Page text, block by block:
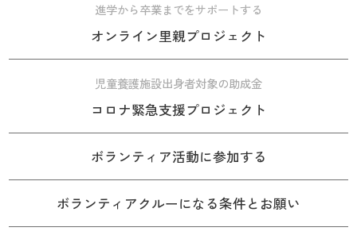
進学から卒業までをサポートする
オンライン里親プロジェクト
児童養護施設出身者対象の助成金
コロナ緊急支援プロジェクト
ボランティア活動に参加する
ボランティアクルーになる条件とお願い